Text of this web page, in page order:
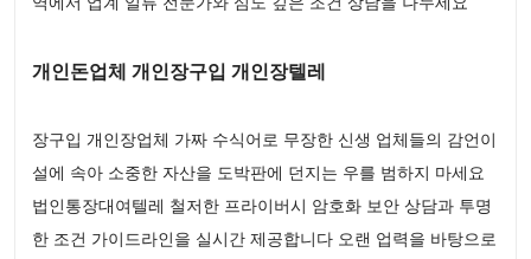
개인돈업체 개인장구입 개인장텔레
장구입 개인장업체 가짜 수식어로 무장한 신생 업체들의 감언이
설에 속아 소중한 자산을 도박판에 던지는 우를 범하지 마세요
법인통장대여텔레 철저한 프라이버시 암호화 보안 상담과 투명
한 조건 가이드라인을 실시간 제공합니다 오랜 업력을 바탕으로